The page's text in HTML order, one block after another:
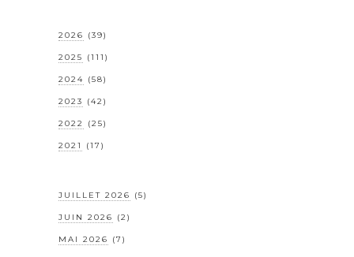
2026 (39)
2025 (111)
2024 (58)
2023 (42)
2022 (25)
2021 (17)
JUILLET 2026 (5)
JUIN 2026 (2)
MAI 2026 (7)